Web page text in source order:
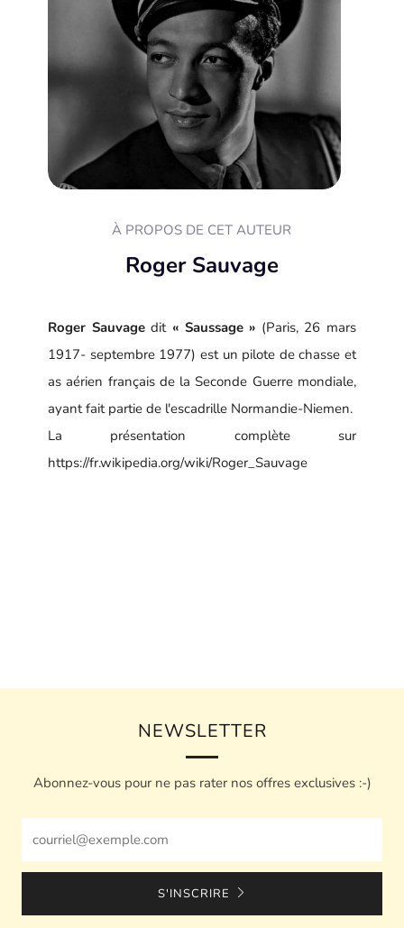
À PROPOS DE CET AUTEUR
Roger Sauvage
Roger Sauvagedit « Saussage » (Paris, 26 mars
1917- septembre 1977) est un pilote de chasse et
as aérien françaisde laSeconde Guerre mondiale,
ayant fait partie de l'escadrille Normandie-Niemen.
La présentation complète sur
https://fr.wikipedia.org/wiki/Roger_Sauvage
NEWSLETTER
Abonnez-vous pour ne pas rater nos offres exclusives :-)
S'INSCRIRE